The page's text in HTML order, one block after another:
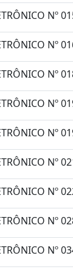
Nº
Nº
Nº
Nº
Nº
Nº
Nº
Nº
Nº